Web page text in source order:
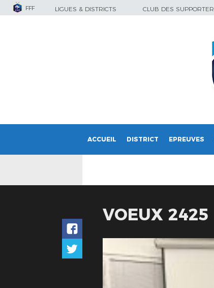
FFF LIGUES & DISTRICTS CLUB DES
ACCUEIL DISTRICT EPREUVES
VOEUX 2425